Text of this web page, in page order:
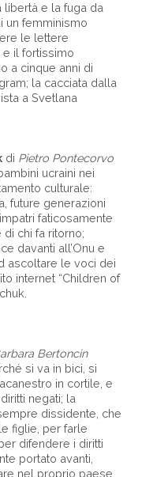
libertà e la fuga da
un femminismo
le lettere
il fortissimo
a cinque anni di
la cacciata dalla
a Svetlana
di Pietro Pontecorvo
ucraini nei
culturale:
future generazioni
faticosamente
chi fa ritorno;
davanti all’Onu e
ascoltare le voci dei
internet “Children of
Bertoncin
si va in bici, si
in cortile, e
negati; la
dissidente, che
figlie, per farle
difendere i diritti
portato avanti,
nel proprio paese.